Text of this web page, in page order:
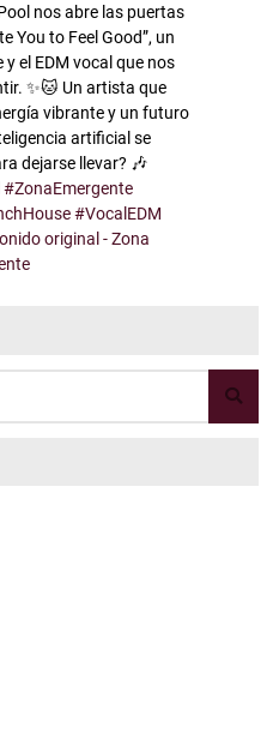
nos abre las puertas
You to Feel Good”, un
el EDM vocal que nos
✨🐱 Un artista que
vibrante y un futuro
artificial se
dejarse llevar? 🎶
#ZonaEmergente
#VocalEDM
original - Zona